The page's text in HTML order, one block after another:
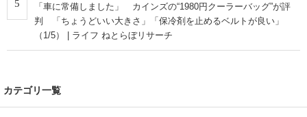
5
「車に常備しました」 カインズの“1980円クーラーバッグ”が評
判 「ちょうどいい大きさ」「保冷剤を止めるベルトが良い」
（1/5） | ライフ ねとらぼリサーチ
カテゴリ一覧